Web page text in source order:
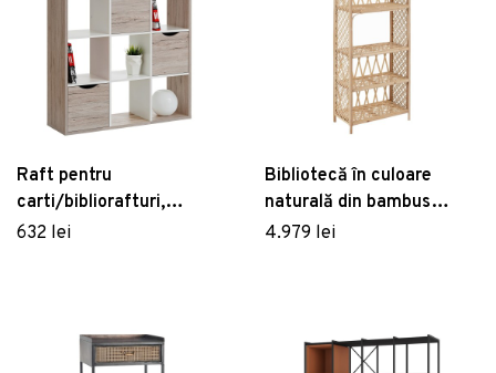
Raft pentru
carti/bibliorafturi,
Quadro, 110 x 146 x 34
632 lei
Bibliotecă în culoare
naturală din bambus
64x171 cm Ratán – Ixia
4.979 lei